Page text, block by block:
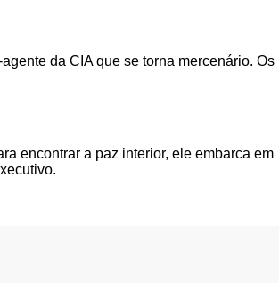
da CIA que se torna mercenário. Os
encontrar a paz interior, ele embarca em